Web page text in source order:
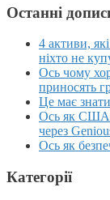
Останні
4 активи,
ніхто не
Ось чому
приносять
Це має
Ось як США
через
Ось як
Категорії